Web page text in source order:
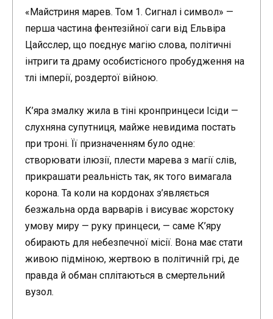
«Майстриня марев. Том 1. Сигнал і символ» —
перша частина фентезійної саги від Ельвіра
Цайсслер, що поєднує магію слова, політичні
інтриги та драму особистісного пробудження на
тлі імперії, роздертої війною.
К’яра змалку жила в тіні кронпринцеси Ісіди —
слухняна супутниця, майже невидима постать
при троні. Її призначенням було одне:
створювати ілюзії, плести марева з магії слів,
прикрашати реальність так, як того вимагала
корона. Та коли на кордонах з’являється
безжальна орда варварів і висуває жорстоку
умову миру — руку принцеси, — саме К’яру
обирають для небезпечної місії. Вона має стати
живою підміною, жертвою в політичній грі, де
правда й обман сплітаються в смертельний
вузол.